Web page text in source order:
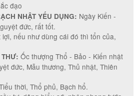
đạo
NHẬT YẾU DỤNG: Ngày Kiến -
đức, rất tốt.
nếu như dùng cái đó thì tổn của,
Ốc thượng Thổ - Bảo - Kiến nhật
đức, Mẫu thương, Thủ nhật, Thiên
thời, Thổ phủ, Bạch hổ.